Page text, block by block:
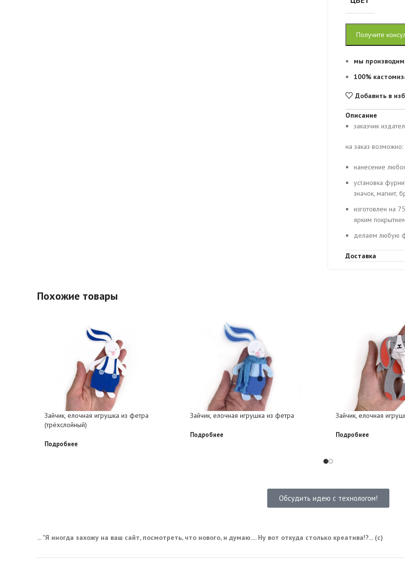
Получите
мы
100%
Добавить в
Описание
заказчик
на заказ возможно:
нанесение
установка
значок, магнит,
изготовлен на
ярким
делаем любую
Доставка
Похожие товары
Зайчик, елочная игрушка из фетра
(трёхслойный)
Подробнее
Зайчик, елочная игрушка из фетра
Подробнее
Зайчик, елочная
Подробнее
Обсудить идею с технологом!
... "Я иногда захожу на ваш сайт, посмотреть, что нового, и думаю.... Ну вот откуда столько креатива!?... (с)